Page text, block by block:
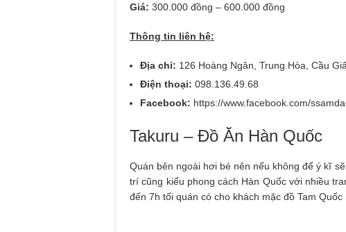
Giá: 300.000 đồng – 600.000 đồng
Thông tin liên hệ:
Địa chỉ: 126 Hoàng Ngân, Trung Hòa, Cầu
Điện thoại: 098.136.49.68
Facebook: https://www.facebook.com/
Takuru – Đồ Ăn Hàn Quốc
Quán bên ngoài hơi bé nên nếu không để ý kĩ
trí cũng kiểu phong cách Hàn Quốc với nhiều
đến 7h tối quán có cho khách mặc đồ Tam